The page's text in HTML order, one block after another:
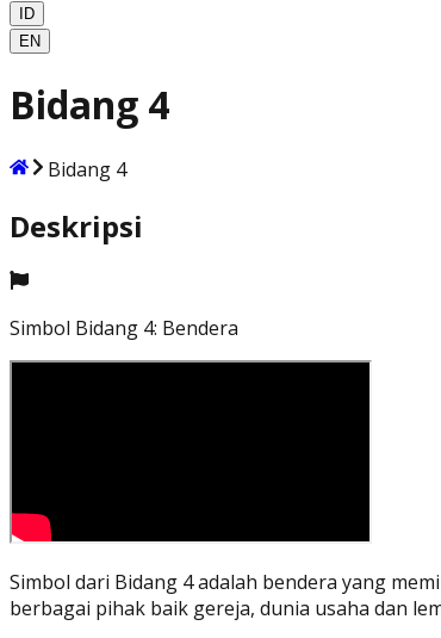
ID
EN
Bidang 4
Bidang 4
Deskripsi
Simbol Bidang 4: Bendera
Simbol dari Bidang 4 adalah bendera yang
berbagai pihak baik gereja, dunia usaha dan